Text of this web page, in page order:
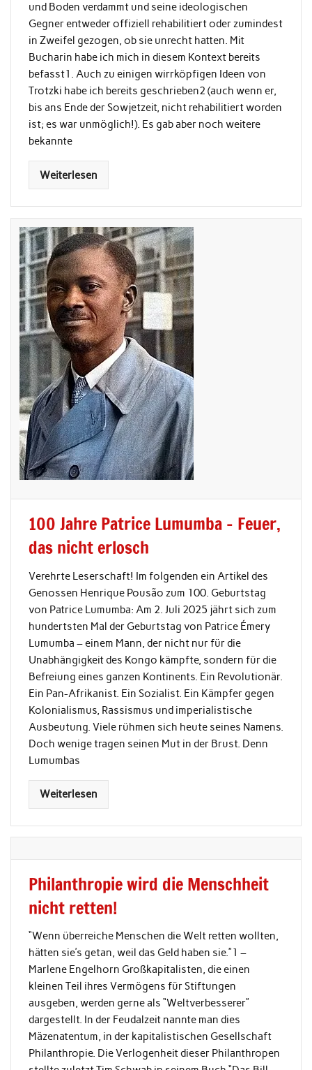
und Boden verdammt und seine ideologischen
Gegner entweder offiziell rehabilitiert oder zumindest
in Zweifel gezogen, ob sie unrecht hatten. Mit
Bucharin habe ich mich in diesem Kontext bereits
befasst1. Auch zu einigen wirrköpfigen Ideen von
Trotzki habe ich bereits geschrieben2 (auch wenn er,
bis ans Ende der Sowjetzeit, nicht rehabilitiert worden
ist; es war unmöglich!). Es gab aber noch weitere
bekannte
Weiterlesen
100 Jahre Patrice Lumumba – Feuer,
das nicht erlosch
Verehrte Leserschaft! Im folgenden ein Artikel des
Genossen Henrique Pousão zum 100. Geburtstag
von Patrice Lumumba: Am 2. Juli 2025 jährt sich zum
hundertsten Mal der Geburtstag von Patrice Émery
Lumumba – einem Mann, der nicht nur für die
Unabhängigkeit des Kongo kämpfte, sondern für die
Befreiung eines ganzen Kontinents. Ein Revolutionär.
Ein Pan-Afrikanist. Ein Sozialist. Ein Kämpfer gegen
Kolonialismus, Rassismus und imperialistische
Ausbeutung. Viele rühmen sich heute seines Namens.
Doch wenige tragen seinen Mut in der Brust. Denn
Lumumbas
Weiterlesen
Philanthropie wird die Menschheit
nicht retten!
“Wenn überreiche Menschen die Welt retten wollten,
hätten sie’s getan, weil das Geld haben sie.”1 –
Marlene Engelhorn Großkapitalisten, die einen
kleinen Teil ihres Vermögens für Stiftungen
ausgeben, werden gerne als “Weltverbesserer”
dargestellt. In der Feudalzeit nannte man dies
Mäzenatentum, in der kapitalistischen Gesellschaft
Philanthropie. Die Verlogenheit dieser Philanthropen